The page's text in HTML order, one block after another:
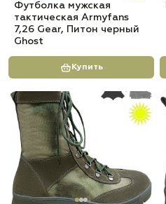
Футболка мужская
тактическая Armyfans
7,26 Gear, Питон черный
Ghost
Купить